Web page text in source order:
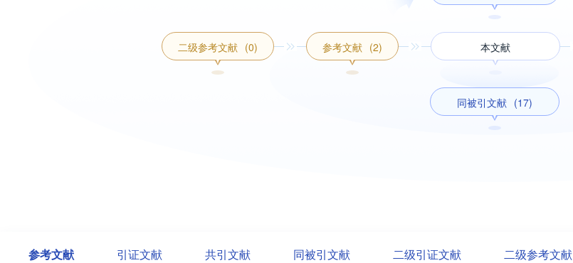
二级参考文献 (0) 参考文献 (2) 本文献
同被引文献 (17)
参考文献 引证文献 共引文献 同被引文献 二级引证文献 二级参考文献